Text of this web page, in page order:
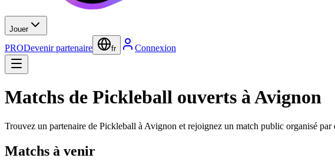
Jouer
PRODevenir partenaire fr Connexion
Matchs de Pickleball ouverts à Avignon
Trouvez un partenaire de Pickleball à Avignon et rejoignez un match public organisé
Matchs à venir